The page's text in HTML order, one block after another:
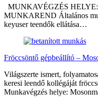
MUNKAVÉGZÉS HELYE:
MUNKAREND Általános
keyuser teendők ellátása…
Fröccsöntő gépbeállító –
Világszerte ismert,
keresi leendő kollégáját
Munkavégzés helye: